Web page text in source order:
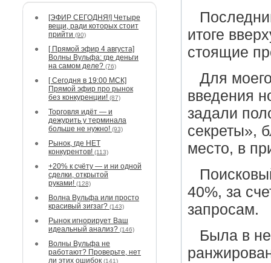
[ЭФИР СЕГОДНЯ!] Четыре
вещи, ради которых стоит
прийти (90)
[ Прямой эфир 4 августа]
Волны Вульфа: где деньги
на самом деле? (76)
[ Сегодня в 19:00 МСК]
Прямой эфир про рынок
без конкуренции! (87)
Торговля идёт — и
дежурить у терминала
больше не нужно! (93)
Рынок, где НЕТ
конкурентов! (113)
+20% к счёту — и ни одной
сделки, открытой
руками! (128)
Волна Вульфа или просто
красивый зигзаг? (143)
Рынок игнорирует Ваш
идеальный анализ? (146)
Волны Вульфа не
работают? Проверьте, нет
ли этих ошибок (141)
итоге
стоящие
Для
введения
задали
секреты»,
место, в
40%, за
запросам.
Была в